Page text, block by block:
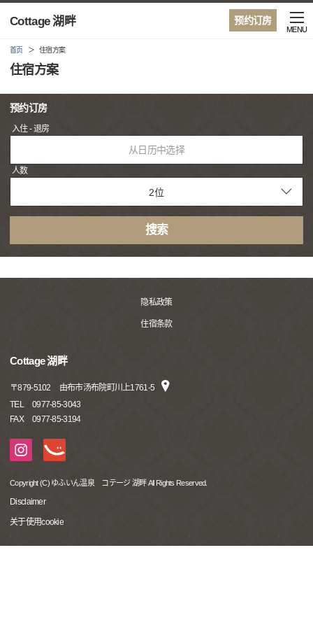
预约订房
Cottage 湖畔
MENU
首页 住宿方案
住宿方案
预约订房
入住 - 退房
从日历中选择
人数
搜索
隐私政策
住宿条款
Cottage 湖畔
〒879-5102
由布市汤布院町川上1761-5
TEL
0977-85-3043
FAX
0977-85-3194
Copyright (C) ゆふいん温泉 コテージ 湖畔 All Rights Reserved.
Disclaimer
关于使用cookie